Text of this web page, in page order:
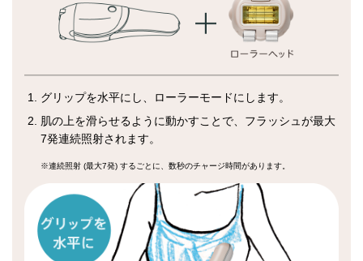
グリップを水平にし、ローラーモードにします。
肌の上を滑らせるように動かすことで、フラッシュが最大
7発連続照射されます。
※連続照射 (最大7発) するごとに、数秒のチャージ時間があります。